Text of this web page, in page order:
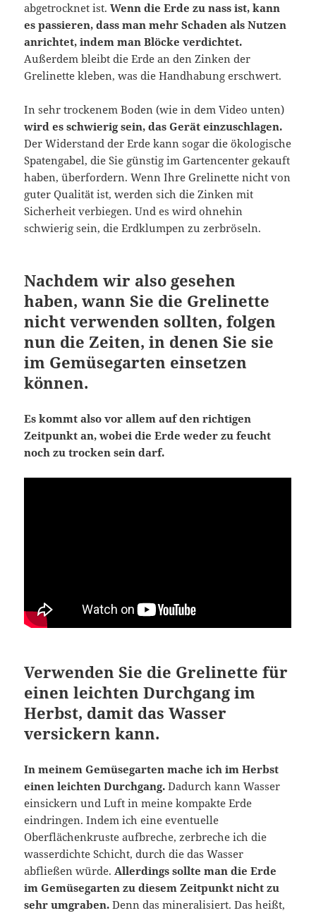
abgetrocknet ist.Wenn die Erde zu nass ist, kann
es passieren, dass man mehr Schaden als Nutzen
anrichtet, indem man Blöcke verdichtet.
Außerdem bleibt die Erde an den Zinken der
Grelinette kleben, was die Handhabung erschwert.
In sehr trockenem Boden (wie in dem Video unten)
wird es schwierig sein, das Gerät einzuschlagen.
Der Widerstand der Erde kann sogar die ökologische
Spatengabel, die Sie günstig im Gartencenter gekauft
haben, überfordern. Wenn Ihre Grelinette nicht von
guter Qualität ist, werden sich die Zinken mit
Sicherheit verbiegen. Und es wird ohnehin
schwierig sein, die Erdklumpen zu zerbröseln.
Nachdem wir also gesehen
haben, wann Sie die Grelinette
nicht verwenden sollten, folgen
nun die Zeiten, in denen Sie sie
im Gemüsegarten einsetzen
können.
Es kommt also vor allem auf den richtigen
Zeitpunkt an, wobei die Erde weder zu feucht
noch zu trocken sein darf.
Verwenden Sie die Grelinette für
einen leichten Durchgang im
Herbst, damit das Wasser
versickern kann.
In meinem Gemüsegarten mache ich im Herbst
einen leichten Durchgang.Dadurch kann Wasser
einsickern und Luft in meine kompakte Erde
eindringen. Indem ich eine eventuelle
Oberflächenkruste aufbreche, zerbreche ich die
wasserdichte Schicht, durch die das Wasser
abfließen würde.Allerdings sollte man die Erde
im Gemüsegarten zu diesem Zeitpunkt nicht zu
sehr umgraben.Denn das mineralisiert. Das heißt,